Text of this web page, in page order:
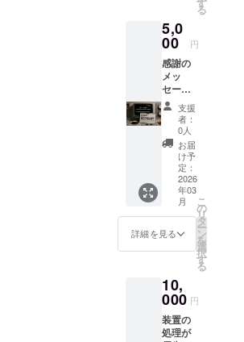
ジ：開
発チー
ムか
ら、心
からの
感謝
メッ
セージ
をお送
りしま
す。 活
動報告
レポー
ト：プ
ロジェ
クトの
進捗を
ます。
る
5,0
00 円
感謝の
メッ
セー
ジ：開
発チー
ムか
ら、心
からの
感謝
メッ
セージ
をお送
りしま
す。 ア
プリの
先行ダ
ロード
権：完
成した
アプリ
を、一
支援
者：
0人
お届
け予
定：
2026
年03
月
詳細を見る
こ
の
リ
タ
ー
ン
を
選
択
す
る
10,
000 円
装置の
処理が